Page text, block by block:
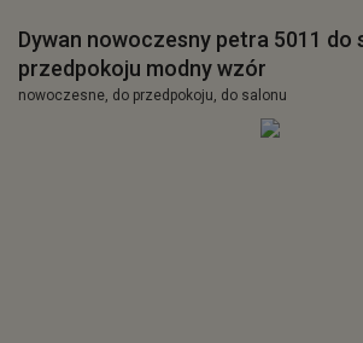
Dywan nowoczesny petra 5011 do
przedpokoju modny wzór
nowoczesne, do przedpokoju, do salonu